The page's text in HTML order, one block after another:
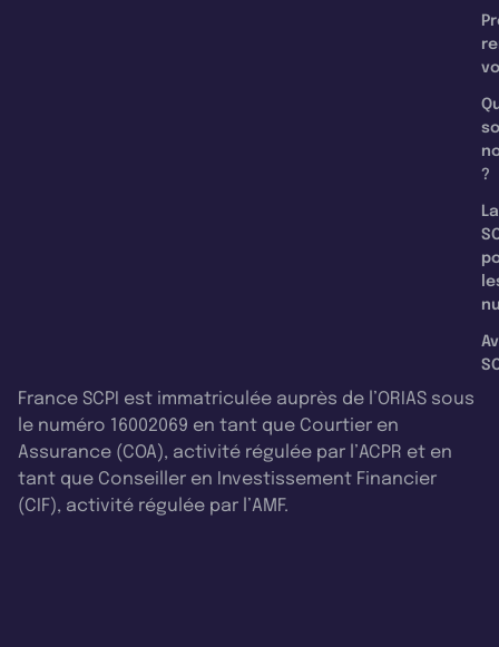
?
La
France SCPI est immatriculée auprès de l’ORIAS sous
le numéro 16002069 en tant que Courtier en
Assurance (COA), activité régulée par l’ACPR et en
tant que Conseiller en Investissement Financier
(CIF), activité régulée par l’AMF.